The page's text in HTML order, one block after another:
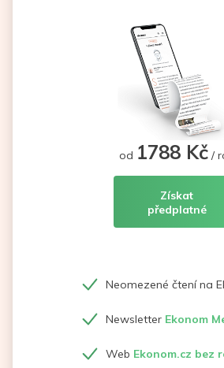
od 1788 Kč /
Získat
předplatné
Neomezené čtení na
Newsletter Ekonom
Web Ekonom.cz bez